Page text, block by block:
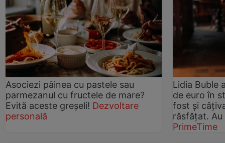
Asociezi pâinea cu pastele sau
parmezanul cu fructele de mare?
Evită aceste greșeli! Dezvoltare
personală
Lidia Buble
de euro în
fost și
răsfățat. Au
PrimeTime